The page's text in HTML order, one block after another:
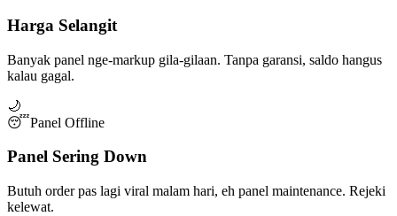
Harga Selangit
Banyak panel nge-markup gila-gilaan. Tanpa garansi, saldo hangus
kalau gagal.
🌙
😴Panel Offline
Panel Sering Down
Butuh order pas lagi viral malam hari, eh panel maintenance. Rejeki
kelewat.